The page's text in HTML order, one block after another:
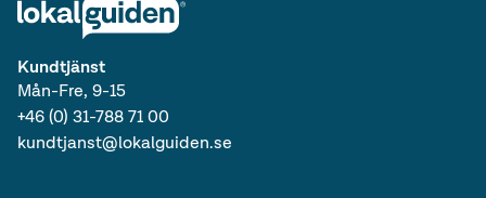
Kundtjänst
Mån-Fre, 9-15
+46 (0) 31-788 71 00
kundtjanst@lokalguiden.se